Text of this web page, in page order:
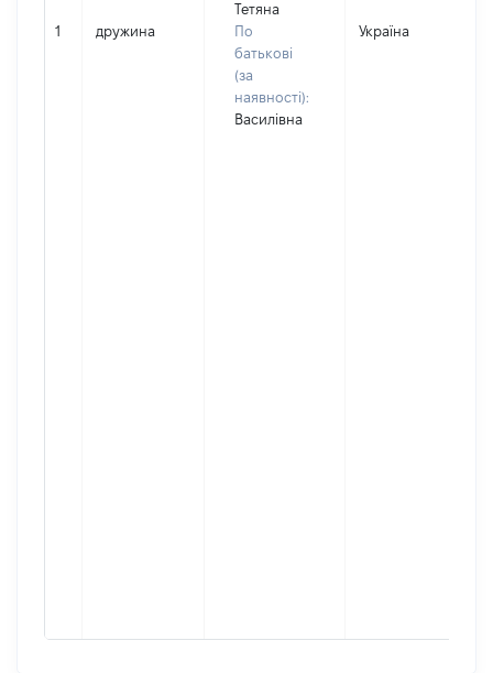
1 дружина
Тетяна
По
батькові
(за
наявності):
Василівна
Україна